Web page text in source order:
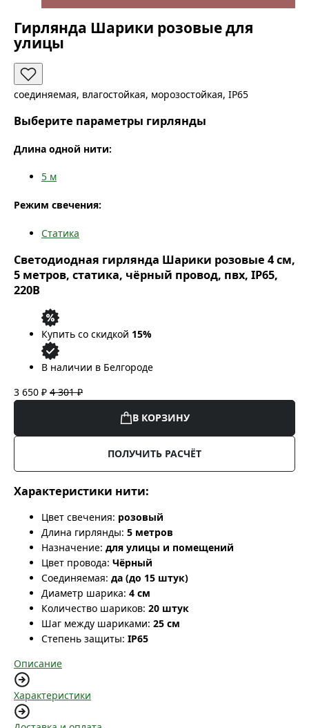
Гирлянда Шарики розовые для
улицы
соединяемая, влагостойкая, морозостойкая, IP65
Выберите параметры гирлянды
Длина одной нити:
5 м
Режим свечения:
Статика
Светодиодная гирлянда Шарики розовые 4 см,
5 метров, статика, чёрный провод, пвх, IP65,
220В
Купить со скидкой 15%
В наличии в Белгороде
3 650 ₽ 4 301 ₽
В КОРЗИНУ
ПОЛУЧИТЬ РАСЧЁТ
Характеристики нити:
Цвет свечения: розовый
Длина гирлянды: 5 метров
Назначение: для улицы и помещений
Цвет провода: Чёрный
Соединяемая: да (до 15 штук)
Диаметр шарика: 4 см
Количество шариков: 20 штук
Шаг между шариками: 25 см
Степень защиты: IP65
Описание
Характеристики